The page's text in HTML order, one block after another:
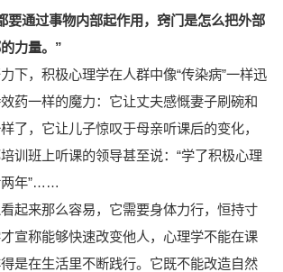
要通过事物内部起作用，窍门是怎么把外部
力量。”
下，积极心理学在人群中像“传染病”一样迅
药一样的魔力：它让丈夫感慨妻子刷碗和
了，它让儿子惊叹于母亲听课后的变化，
训班上听课的领导甚至说：“学了积极心理
两年”……
起来那么容易，它需要身体力行，恒持寸
宣称能够快速改变他人，心理学不能在课
是在生活里不断践行。它既不能改造自然